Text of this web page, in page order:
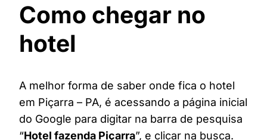
Como chegar no
hotel
A melhor forma de saber onde fica o hotel
em Piçarra – PA, é acessando a página inicial
do Google para digitar na barra de pesquisa
“Hotel fazenda Piçarra”, e clicar na busca.